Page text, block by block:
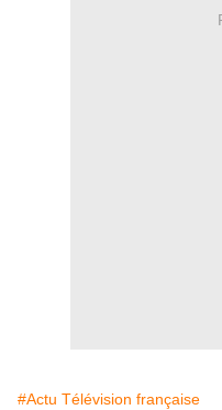
#Actu Télévision française